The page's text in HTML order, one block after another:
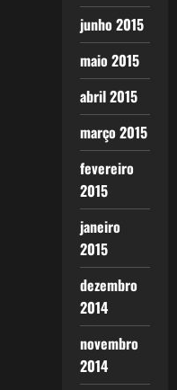
junho 2015
maio 2015
abril 2015
março 2015
fevereiro
2015
janeiro
2015
dezembro
2014
novembro
2014